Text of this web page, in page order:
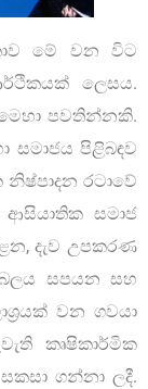
මේ වන විට
ලෙසය.
පවතින්නකි.
සමාජය පිළිබඳව
නිෂ්පාදන රටාවේ
සමාජ
දැව උපකරණ
සපයන සහ
වන ගවයා
කෘෂිකාර්මික
ගන්නා ලදී.